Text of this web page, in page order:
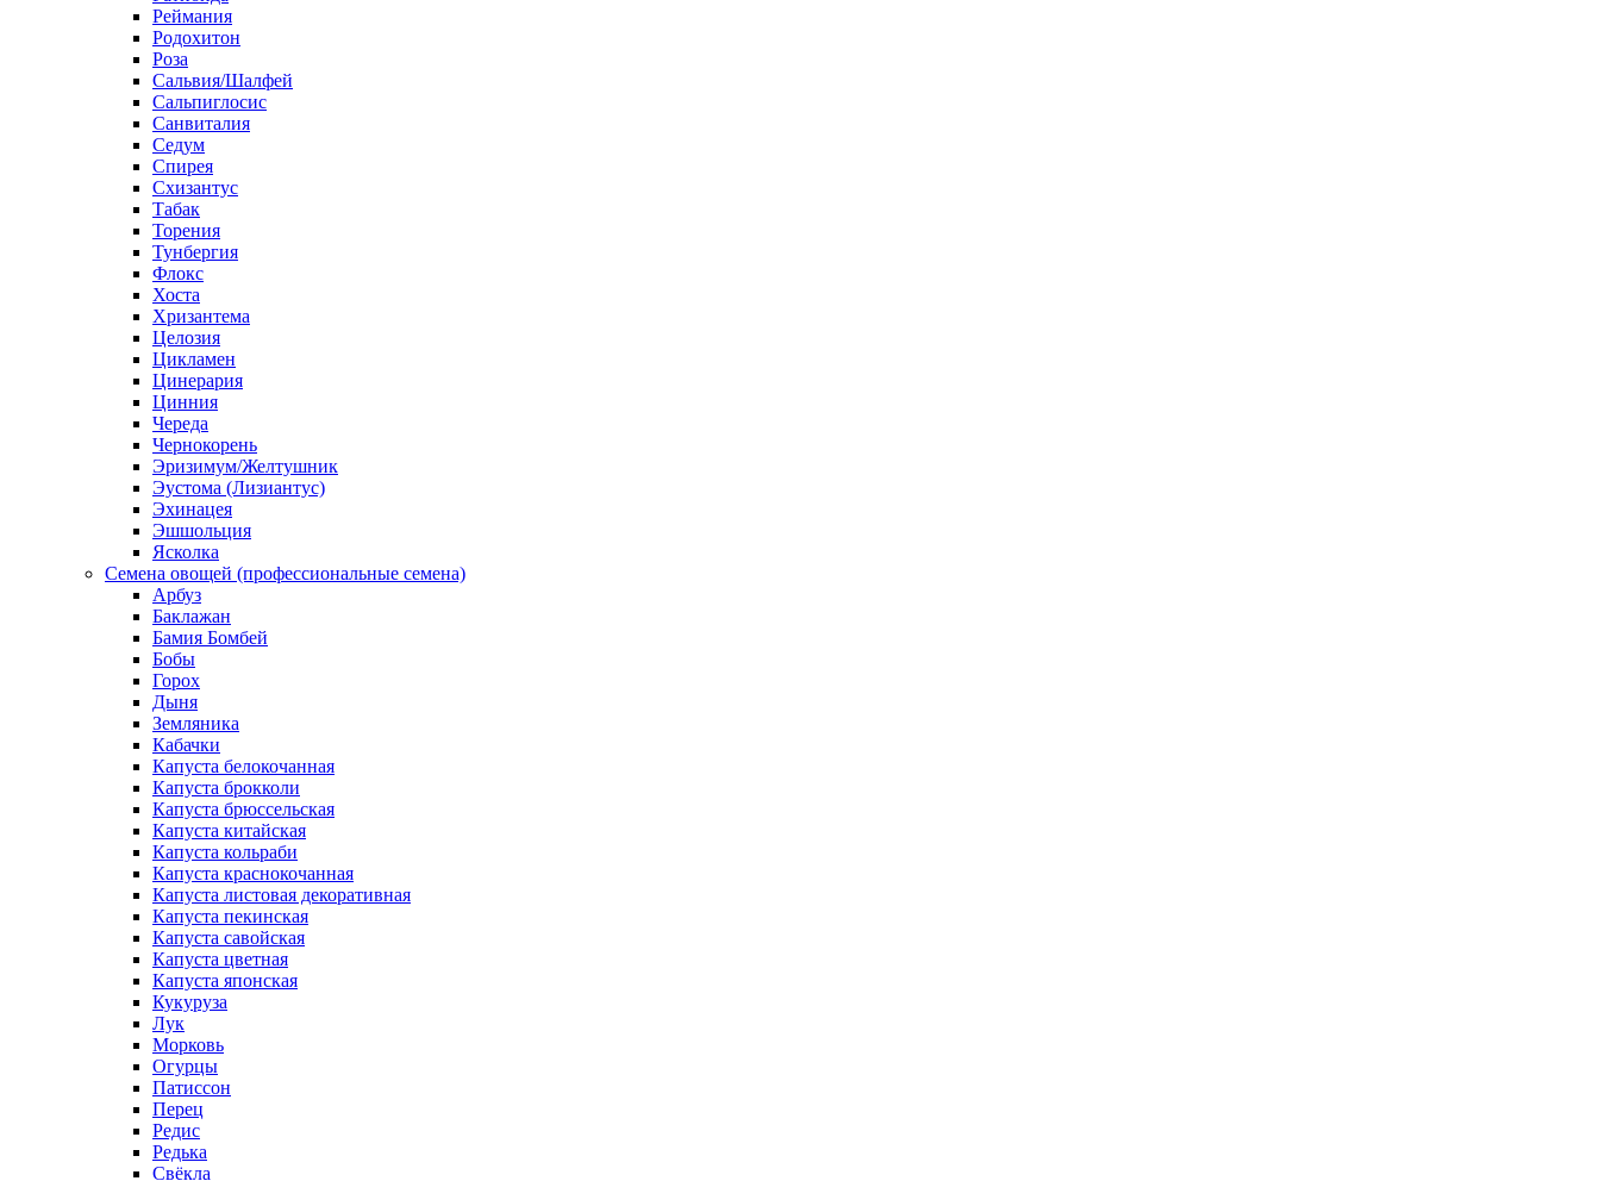
Реймания
Родохитон
Роза
Сальвия/Шалфей
Сальпиглосис
Санвиталия
Седум
Спирея
Схизантус
Табак
Торения
Тунбергия
Флокс
Хоста
Хризантема
Целозия
Цикламен
Цинерария
Цинния
Череда
Чернокорень
Эризимум/Желтушник
Эустома (Лизиантус)
Эхинацея
Эшшольция
Ясколка
Семена овощей (профессиональные семена)
Арбуз
Баклажан
Бамия Бомбей
Бобы
Горох
Дыня
Земляника
Кабачки
Капуста белокочанная
Капуста брокколи
Капуста брюссельская
Капуста китайская
Капуста кольраби
Капуста краснокочанная
Капуста листовая декоративная
Капуста пекинская
Капуста савойская
Капуста цветная
Капуста японская
Кукуруза
Лук
Морковь
Огурцы
Патиссон
Перец
Редис
Редька
Свёкла